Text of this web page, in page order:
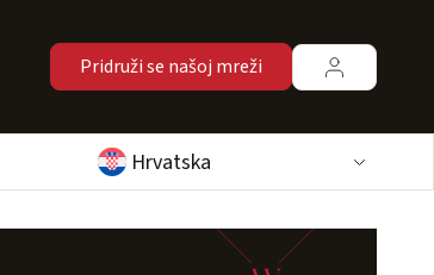
Pridruži se našoj mreži
Hrvatska